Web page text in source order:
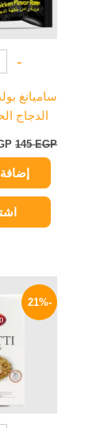
-
ساميانغ
الدجاج الحار –
145EGP
-21%